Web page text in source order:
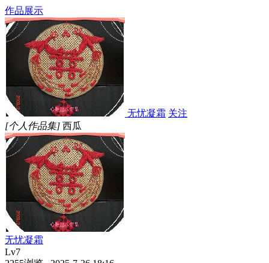
作品展示
无忧凝霜 关注
[个人作品集] 西瓜
无忧凝霜
Lv7